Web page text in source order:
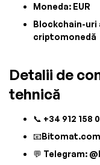
Moneda: EUR
Blockchain-uri
criptomonedă
Detalii de
tehnică
📞 +34 912 158
📧Bitomat.com
💬 Telegram: